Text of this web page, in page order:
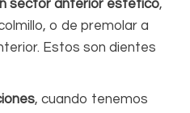
sector anterior estético,
o de premolar a
Estos son dientes
, cuando tenemos